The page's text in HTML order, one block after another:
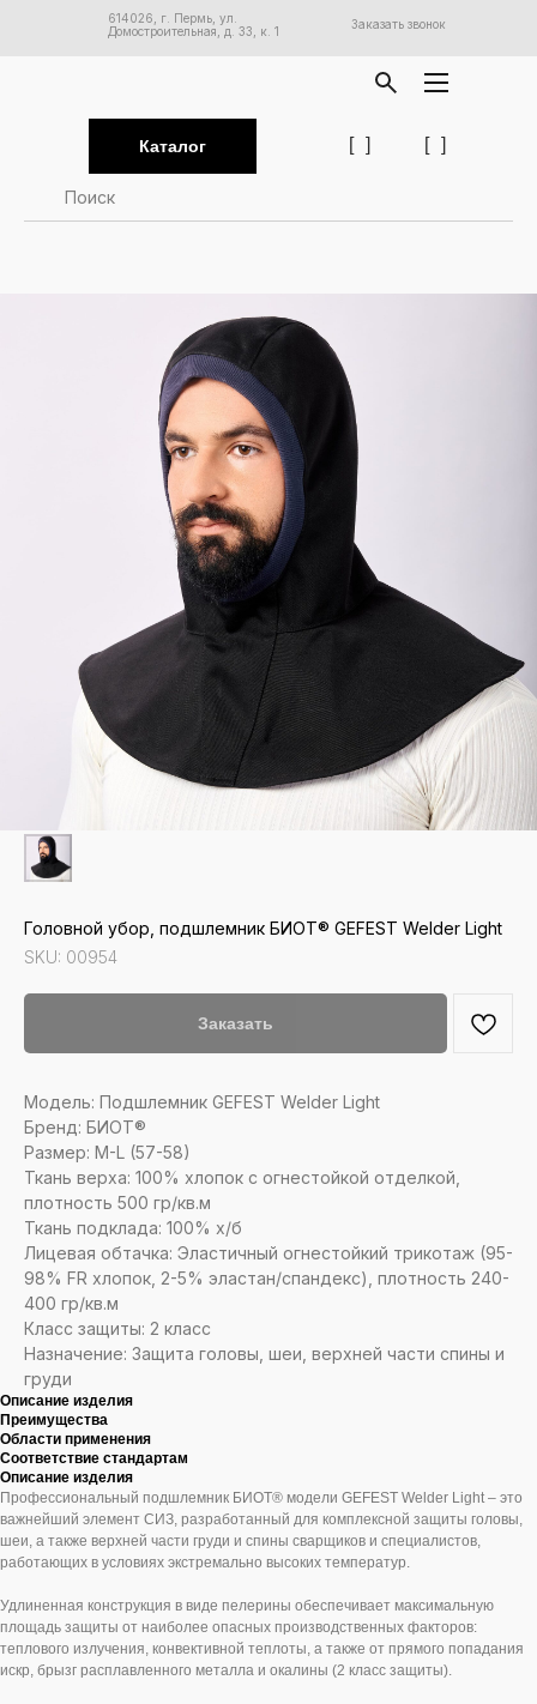
614026, г. Пермь, ул.
Домостроительная, д. 33, к. 1
[ ] [ ]
Заказать звонок
Каталог
Головной убор, подшлемник БИОТ® GEFEST Welder Light
SKU: 00954
Заказать
Модель: Подшлемник GEFEST Welder Light
Бренд: БИОТ®
Размер: M-L (57-58)
Ткань верха: 100% хлопок с огнестойкой отделкой,
плотность 500 гр/кв.м
Ткань подклада: 100% х/б
Лицевая обтачка: Эластичный огнестойкий трикотаж (95-
98% FR хлопок, 2-5% эластан/спандекс), плотность 240-
400 гр/кв.м
Класс защиты: 2 класс
Назначение: Защита головы, шеи, верхней части спины и
груди
Описание изделия
Преимущества
Области применения
Соответствие стандартам
Описание изделия
Профессиональный подшлемник БИОТ® модели GEFEST Welder Light – это
важнейший элемент СИЗ, разработанный для комплексной защиты головы,
шеи, а также верхней части груди и спины сварщиков и специалистов,
работающих в условиях экстремально высоких температур.
Удлиненная конструкция в виде пелерины обеспечивает максимальную
площадь защиты от наиболее опасных производственных факторов:
теплового излучения, конвективной теплоты, а также от прямого попадания
искр, брызг расплавленного металла и окалины (2 класс защиты).